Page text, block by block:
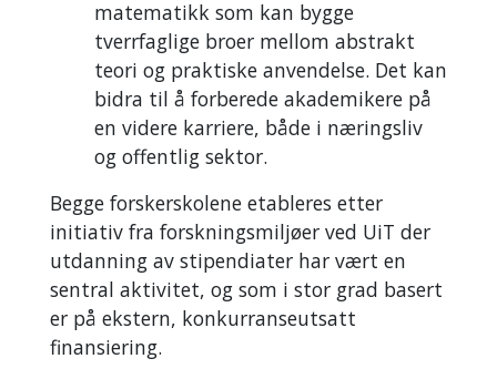
matematikk som kan bygge
tverrfaglige broer mellom abstrakt
teori og praktiske anvendelse. Det kan
bidra til å forberede akademikere på
en videre karriere, både i næringsliv
og offentlig sektor.
Begge forskerskolene etableres etter
initiativ fra forskningsmiljøer ved UiT der
utdanning av stipendiater har vært en
sentral aktivitet, og som i stor grad basert
er på ekstern, konkurranseutsatt
finansiering.